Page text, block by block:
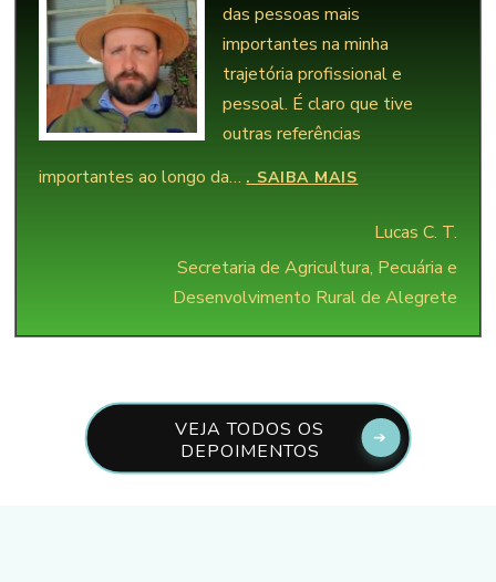
das pessoas mais
importantes na minha
trajetória profissional e
pessoal. É claro que tive
outras referências
importantes ao longo da… . SAIBA MAIS
Lucas C. T.
Secretaria de Agricultura, Pecuária e
Desenvolvimento Rural de Alegrete
VEJA TODOS OS
DEPOIMENTOS